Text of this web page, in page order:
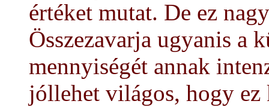
értéket mutat. De ez
Összezavarja ugyanis a
mennyiségét annak
jóllehet világos, hogy